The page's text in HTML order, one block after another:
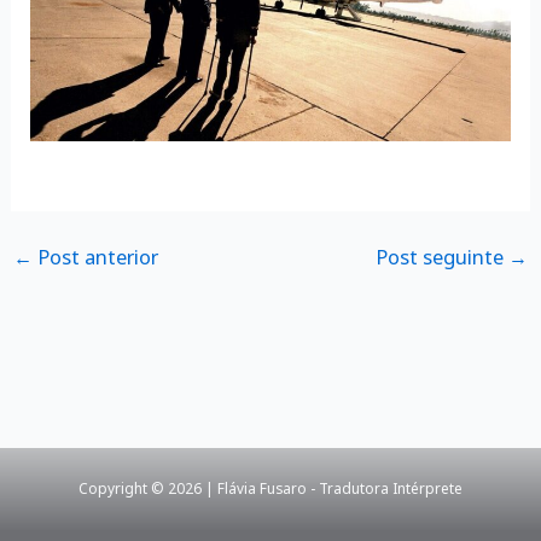
← Post anterior Post seguinte →
Copyright © 2026 | Flávia Fusaro - Tradutora Intérprete